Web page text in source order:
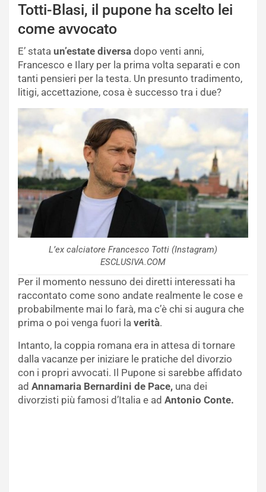
Totti-Blasi, il pupone ha scelto lei
come avvocato
E’ stata un’estate diversa dopo venti anni,
Francesco e Ilary per la prima volta separati e con
tanti pensieri per la testa. Un presunto tradimento,
litigi, accettazione, cosa è successo tra i due?
L’ex calciatore Francesco Totti (Instagram)
ESCLUSIVA.COM
Per il momento nessuno dei diretti interessati ha
raccontato come sono andate realmente le cose e
probabilmente mai lo farà, ma c’è chi si augura che
prima o poi venga fuori la verità.
Intanto, la coppia romana era in attesa di tornare
dalla vacanze per iniziare le pratiche del divorzio
con i propri avvocati. Il Pupone si sarebbe affidato
ad Annamaria Bernardini de Pace, una dei
divorzisti più famosi d’Italia e ad Antonio Conte.